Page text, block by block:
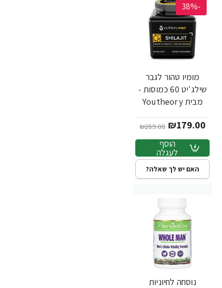
-38%
מומיו טהור לגבר
שילג'יט 60 כמוסות -
מבית Youtheory
₪179.00
₪289.00
הוסף
לעגלה
האם יש לך שאלה?
נוסחה לחיוניות